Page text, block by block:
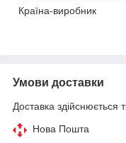
Країна-виробник
Умови доставки
Доставка здійснюється
Нова Пошта